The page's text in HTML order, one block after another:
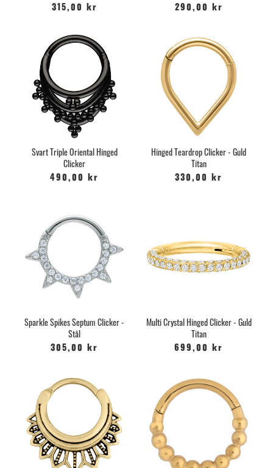
315,00 kr
290,00 kr
Svart Triple Oriental Hinged
Clicker
490,00 kr
Hinged Teardrop Clicker - Guld
Titan
330,00 kr
Sparkle Spikes Septum Clicker -
Stål
305,00 kr
Multi Crystal Hinged Clicker - Guld
Titan
699,00 kr